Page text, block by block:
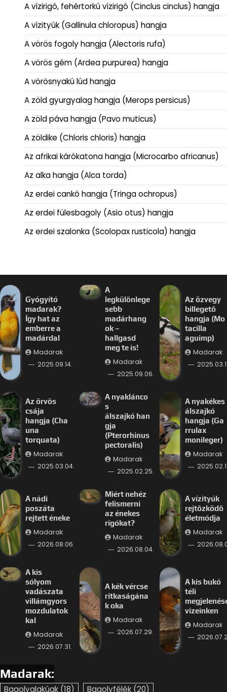
A vízirigó, fehértorkú vízirigó (Cinclus cinclus) hangja
A vízityúk (Gallinula chloropus) hangja
A vörös fogoly hangja (Alectoris rufa)
A vörös gém (Ardea purpurea) hangja
A vörösnyakú lúd hangja
A zöld gyurgyalag hangja (Merops persicus)
A zöld páva hangja (Pavo muticus)
A zöldike (Chloris chloris) hangja
Az afrikai kárókatona hangja (Microcarbo africanus)
Az alka hangja (Alca torda)
Az erdei cankó hangja (Tringa ochropus)
Az erdei fülesbagoly (Asio otus) hangja
Az erdei szalonka (Scolopax rusticola) hangja
Gyógyító
madarak?
Így hat az
emberre a
madárdal
Madarak
2025.09.14.
A
legkülönlege
sebb
madárhang
ok –
hallgasd
meg te is!
Madarak
2025.09.06.
Az özvegy
billegető
hangja (Mo
tacilla
aguimp)
Madarak
Az örvös
csája
hangja (Cha
una
torquata)
Madarak
2025.03.04.
A nyaklánco
s
álszajkó han
gja
(Pterorhinus
pectoralis)
Madarak
2025.02.25.
A nyakékes
álszajkó
hangja (Ga
rrulax
monileger)
Madarak
A nádi
poszáta
rejtett éneke
Madarak
2026.08.06.
Miért nehéz
felismerni
az énekes
rigókat?
Madarak
2026.08.04.
A vízityúk
rejtőzködő
életmódja
Madarak
A kis
sólyom
vadászata
villámgyors
mozdulatok
kal
Madarak
2026.07.31.
A kék vércse
ritkaságána
k oka
Madarak
2026.07.29.
A kis bukó
téli
vizeinken
Madarak
Madarak:
Bagolyalakúak (18) Bagolyfélék (20)